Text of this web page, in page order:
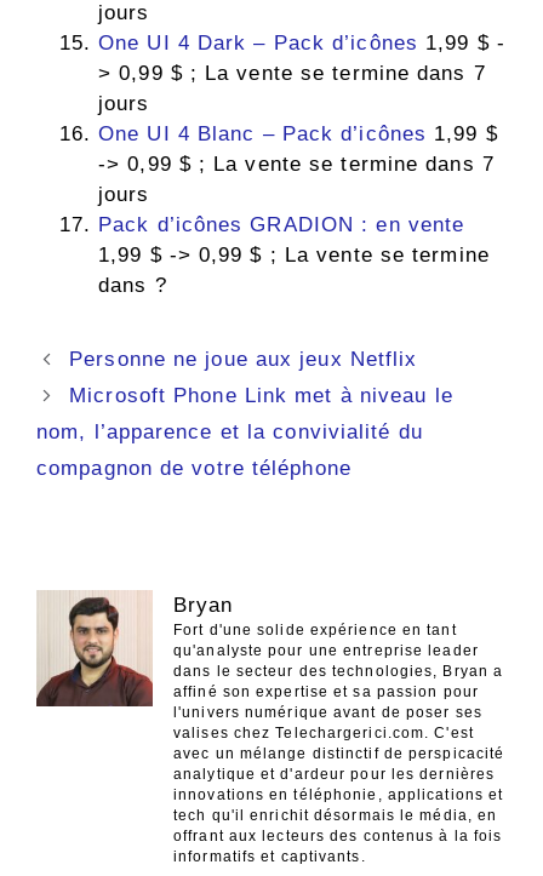
jours
One UI 4 Dark – Pack d’icônes 1,99 $ -
> 0,99 $ ; La vente se termine dans 7
jours
One UI 4 Blanc – Pack d’icônes 1,99 $
-> 0,99 $ ; La vente se termine dans 7
jours
Pack d’icônes GRADION : en vente
1,99 $ -> 0,99 $ ; La vente se termine
dans ?
Navigation
des
Personne ne joue aux jeux Netflix
Microsoft Phone Link met à niveau le
nom, l’apparence et la convivialité du
compagnon de votre téléphone
Bryan
Fort d'une solide expérience en tant
qu'analyste pour une entreprise leader
dans le secteur des technologies, Bryan a
affiné son expertise et sa passion pour
l'univers numérique avant de poser ses
valises chez Telechargerici.com. C'est
avec un mélange distinctif de perspicacité
analytique et d'ardeur pour les dernières
innovations en téléphonie, applications et
tech qu'il enrichit désormais le média, en
offrant aux lecteurs des contenus à la fois
informatifs et captivants.